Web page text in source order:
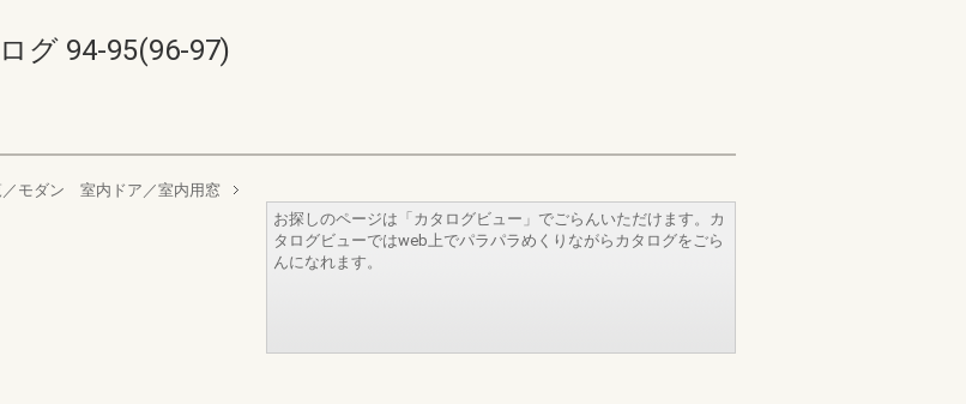
グ 94-95(96-97)
／モダン 室内ドア／室内用窓
お探しのページは「カタログビュー」でごらんいただけます。カ
タログビューではweb上でパラパラめくりながらカタログをごら
んになれます。